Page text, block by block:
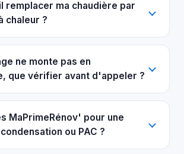
remplacer ma chaudière par
chaleur ?
ne monte pas en
que vérifier avant d'appeler ?
MaPrimeRénov' pour une
ou PAC ?